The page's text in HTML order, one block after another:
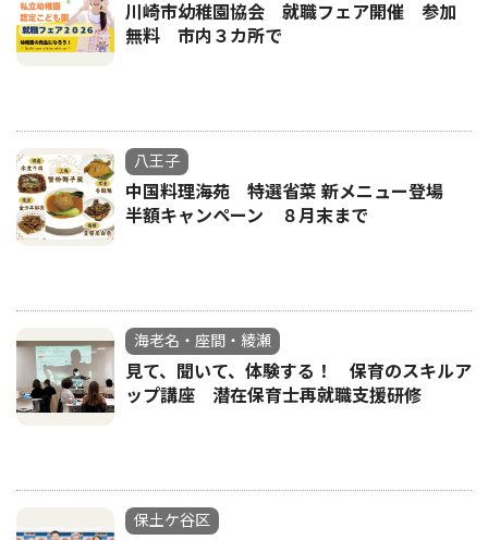
川崎市幼稚園協会 就職フェア開催 参加
無料 市内３カ所で
八王子
中国料理海苑 特選省菜 新メニュー登場
半額キャンペーン ８月末まで
海老名・座間・綾瀬
見て、聞いて、体験する！ 保育のスキルア
ップ講座 潜在保育士再就職支援研修
保土ケ谷区